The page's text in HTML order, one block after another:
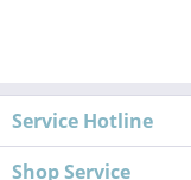
Service Hotline
Shop Service